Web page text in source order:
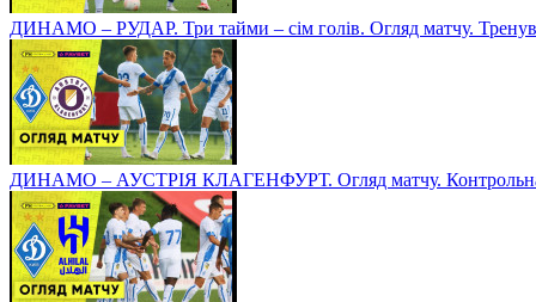
ДИНАМО – РУДАР. Три тайми – сім голів. Огляд матчу.
ДИНАМО – АУСТРІЯ КЛАГЕНФУРТ. Огляд матчу.